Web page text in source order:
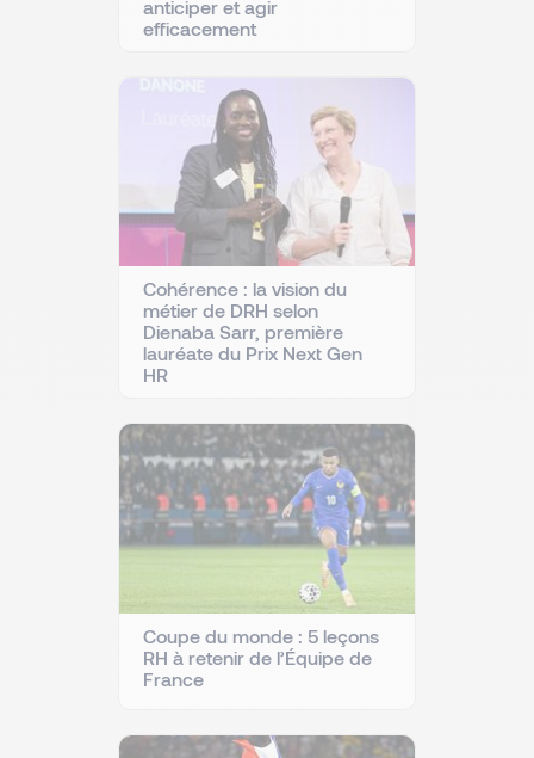
anticiper et agir
efficacement
Cohérence : la vision du
métier de DRH selon
Dienaba Sarr, première
lauréate du Prix Next Gen
HR
Coupe du monde : 5 leçons
RH à retenir de l’Équipe de
France